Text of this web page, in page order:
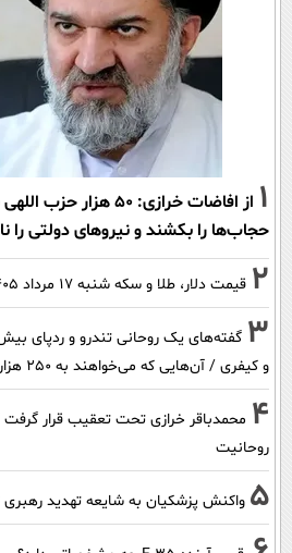
1
از افاضات خرازی: ۵۰
حجاب‌ها را بکشند و نیرو‌های دولتی را
2 قیمت دلار، طلا و سکه شنبه ۱۷ مرداد ۱۴۰۵ (+جدول قیمت)
3
و کیفری / آن‌هایی که می‌خواهند به ۲۵۰ هزار نفر بپیوندند بدانند ...
4 محمدباقر خرازی تحت تعقیب قرار گرفت /
روحانیت
5 واکنش پزشکیان به شایعه تهدید